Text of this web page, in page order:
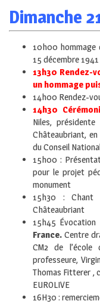
Dimanche
10h00 hommage
15 décembre 1941
13h30 Rendez-
un hommage
14h00 Rendez-
14h30
Niles,
Châteaubriant,
du Conseil
15h00 :
pour le projet
monument
15h30 : Chant
Châteaubriant
15h45 Évocation
France. Centre
CM2 de
professeure,
Thomas Fitterer ,
EUROLIVE
16H30 :